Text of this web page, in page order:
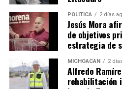
Estados Unidos la presentación
correspondientes antes de
procedencia de orden judicial
​Firma: [mizitacuaro]
Fuentes verificables
POLÍTICA 2 días
Jesús Mora
de objetivos
estrategia de
MICHOACÁN 2
Alfredo
rehabilitación